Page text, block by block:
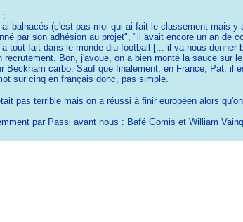
:
balnacés (c'est pas moi qui ai fait le classement mais
par son adhésion au projet", "il avait encore un an de
tout fait dans le monde diu football [... il va nous
Bon, j'avoue, on a bien monté la sauce sur
Beckham carbo. Sauf que finalement, en France, Pat, il
sur cinq en français donc, pas simple.
pas terrible mais on a réussi à finir européen alors
par Passi avant nous : Bafé Gomis et William